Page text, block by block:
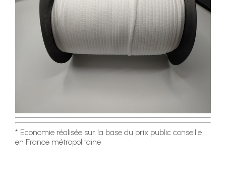
* Economie réalisée sur la base du prix public conseillé
en France métropolitaine